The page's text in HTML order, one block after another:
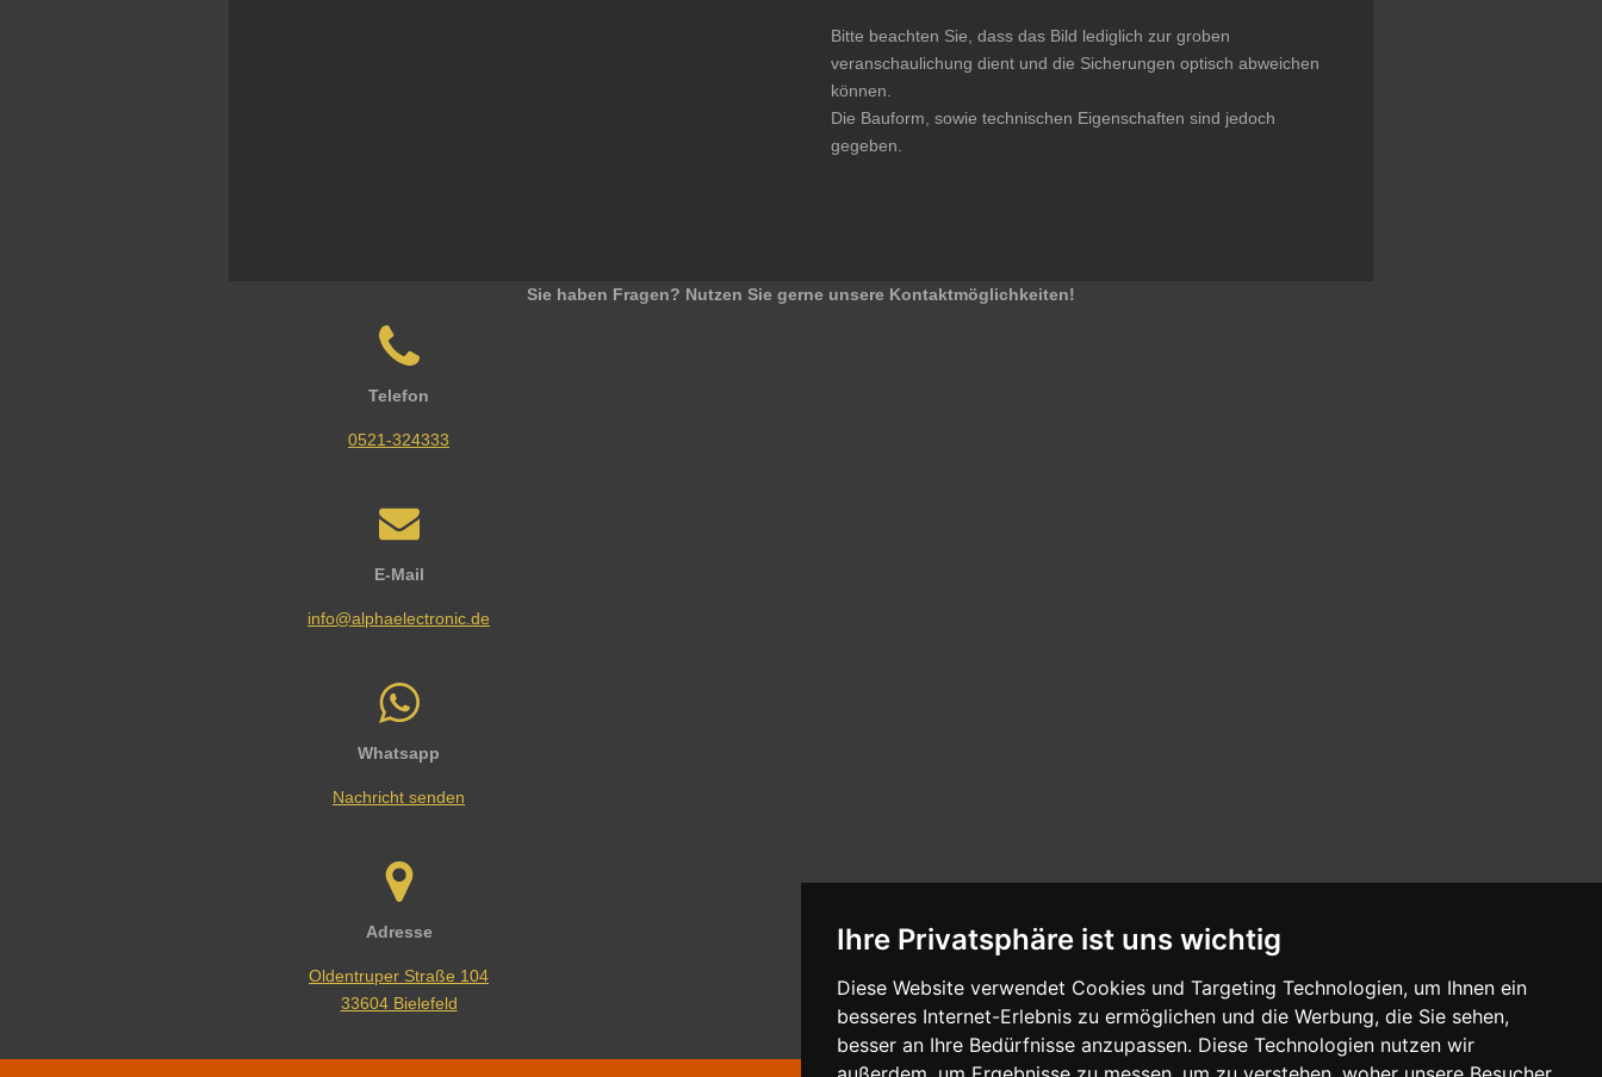
Ihre Privatsphäre ist uns wichtig
Diese Website verwendet Cookies und Targeting Technologien, um Ihnen ein
besseres Internet-Erlebnis zu ermöglichen und die Werbung, die Sie sehen,
besser an Ihre Bedürfnisse anzupassen. Diese Technologien nutzen wir
Bitte beachten Sie, dass das Bild lediglich zur groben
veranschaulichung dient und die Sicherungen optisch abweichen
können.
Die Bauform, sowie technischen Eigenschaften sind jedoch
gegeben.
Sie haben Fragen? Nutzen Sie gerne unsere Kontaktmöglichkeiten!
Telefon
0521-324333
E-Mail
info@alphaelectronic.de
Whatsapp
Nachricht senden
Adresse
Oldentruper Straße 104
33604 Bielefeld